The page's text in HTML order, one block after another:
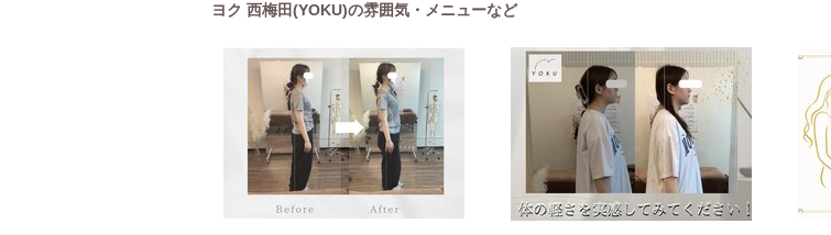
ヨク 西梅田(YOKU)の雰囲気・メニューなど